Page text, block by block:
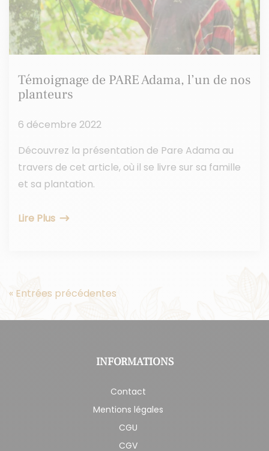
Témoignage de PARE Adama, l’un de nos
planteurs
6 décembre 2022
Découvrez la présentation de Pare Adama au
travers de cet article, où il se livre sur sa famille
et sa plantation.
Lire Plus
« Entrées précédentes
INFORMATIONS
Contact
Mentions légales
CGU
CGV